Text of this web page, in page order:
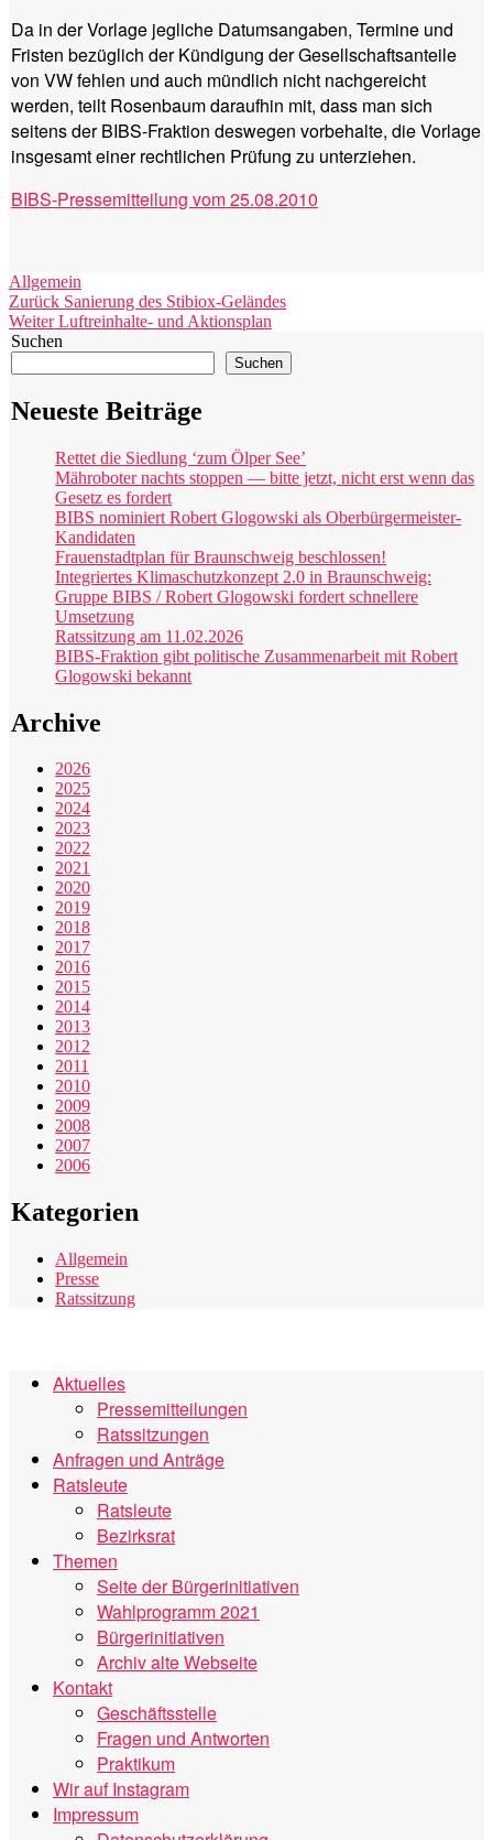
Da in der Vorlage jegliche Datumsangaben, Termine und
Fristen bezüglich der Kündigung der Gesellschaftsanteile
von VW fehlen und auch mündlich nicht nachgereicht
werden, teilt Rosenbaum daraufhin mit, dass man sich
seitens der BIBS-Fraktion deswegen vorbehalte, die Vorlage
insgesamt einer rechtlichen Prüfung zu unterziehen.
BIBS-Pressemitteilung vom 25.08.2010
Kategorien
Allgemein
Beitragsnavigation
Zurück Vorheriger
Beitrag:
Sanierung des Stibiox-Geländes
Weiter Nächster
Beitrag:
Luftreinhalte- und Aktionsplan
Suchen
Suchen
Neueste Beiträge
Rettet die Siedlung ‘zum Ölper See’
Mähroboter nachts stoppen — bitte jetzt, nicht erst wenn das
Gesetz es fordert
BIBS nominiert Robert Glogowski als Oberbürgermeister-
Kandidaten
Frauenstadtplan für Braunschweig beschlossen!
Integriertes Klimaschutzkonzept 2.0 in Braunschweig:
Gruppe BIBS / Robert Glogowski fordert schnellere
Umsetzung
Ratssitzung am 11.02.2026
BIBS-Fraktion gibt politische Zusammenarbeit mit Robert
Glogowski bekannt
Archive
2026
2025
2024
2023
2022
2021
2020
2019
2018
2017
2016
2015
2014
2013
2012
2011
2010
2009
2008
2007
2006
Kategorien
Allgemein
Presse
Ratssitzung
Aktuelles
Pressemitteilungen
Ratssitzungen
Anfragen und Anträge
Ratsleute
Ratsleute
Bezirksrat
Themen
Seite der Bürgerinitiativen
Wahlprogramm 2021
Bürgerinitiativen
Archiv alte Webseite
Kontakt
Geschäftsstelle
Fragen und Antworten
Praktikum
Wir auf Instagram
Impressum